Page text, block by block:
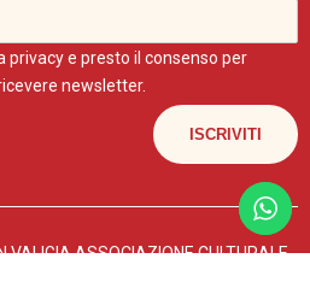
privacye presto il consenso per
newsletter.
ASSOCIAZIONE CULTURALE.